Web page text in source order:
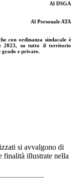
Al DSGA
Al Personale ATA
con ordinanza sindacale è
2023, su tutto il territorio
grado e private.
si avvalgono di
finalità illustrate nella